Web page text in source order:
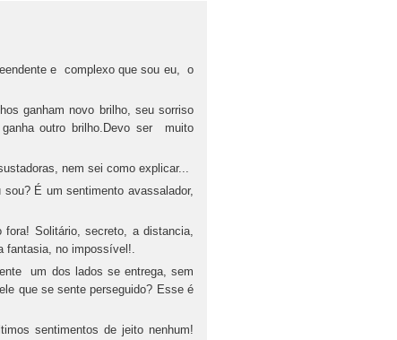
e complexo que sou eu, o
ganham novo brilho, seu sorriso
outro brilho.Devo ser muito
nem sei como explicar...
É um sentimento avassalador,
Solitário, secreto, a distancia,
fantasia, no impossível!.
um dos lados se entrega, sem
que se sente perseguido? Esse é
sentimentos de jeito nenhum!